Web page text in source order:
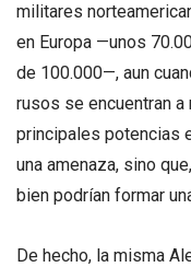
militares
en Europa —unos
de 100.000—, aun
rusos se encuentran
principales potencias
una amenaza, sino
bien podrían formar
De hecho, la misma